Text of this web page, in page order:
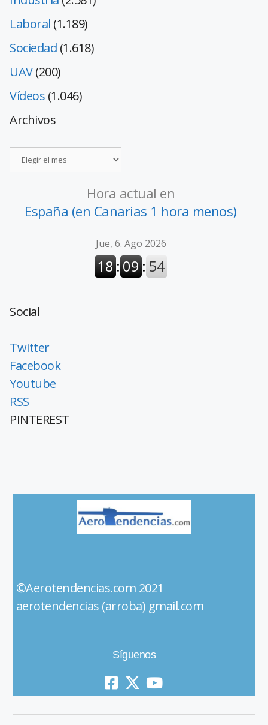
Laboral (1.189)
Sociedad (1.618)
UAV(200)
Vídeos (1.046)
Archivos
Hora actual en
España (en Canarias 1 hora menos)
Social
Twitter
Facebook
Youtube
RSS
PINTEREST
©Aerotendencias.com 2021
aerotendencias (arroba) gmail.com
Síguenos